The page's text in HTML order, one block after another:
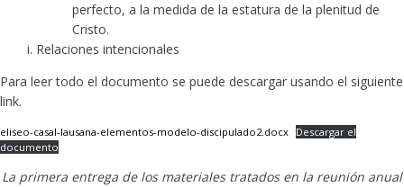
perfecto, a la medida de la estatura de la plenitud de
Cristo.
Relaciones intencionales
Para leer todo el documento se puede descargar usando el siguiente
link.
eliseo-casal-lausana-elementos-modelo-discipulado2.docx Descargar el
documento
La primera entrega de los materiales tratados en la reunión anual